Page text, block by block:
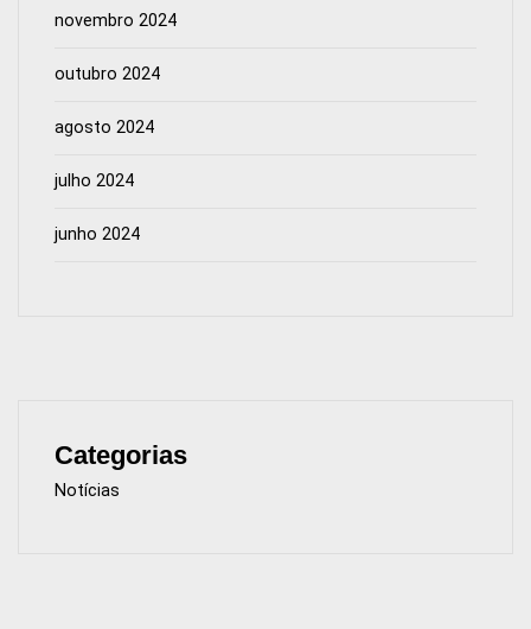
novembro 2024
outubro 2024
agosto 2024
julho 2024
junho 2024
Categorias
Notícias